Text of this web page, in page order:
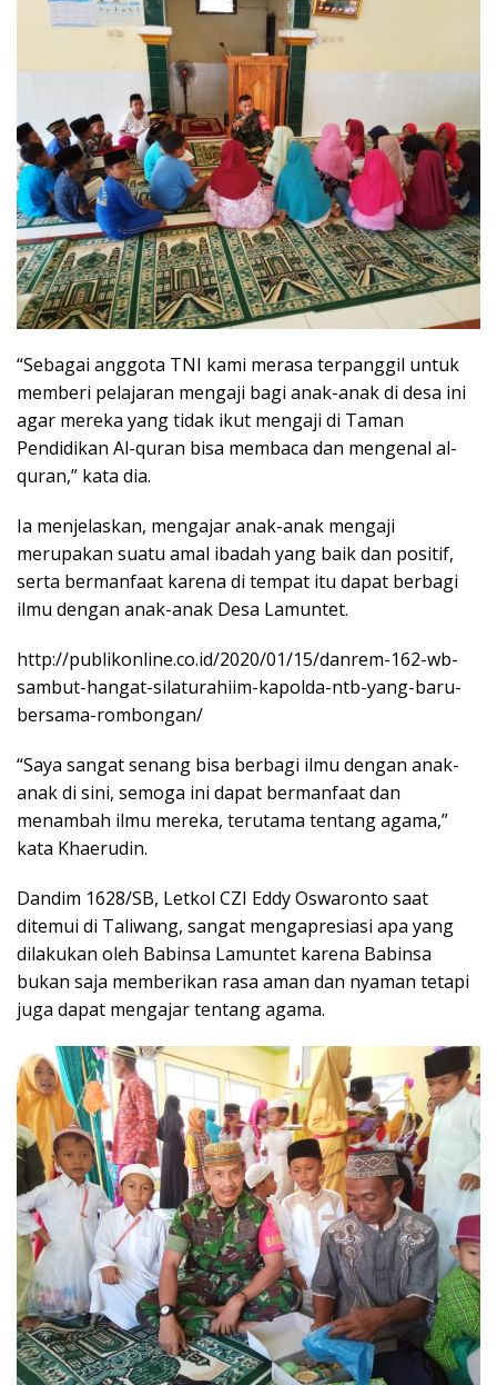
“Sebagai anggota TNI kami merasa terpanggil untuk
memberi pelajaran mengaji bagi anak-anak di desa ini
agar mereka yang tidak ikut mengaji di Taman
Pendidikan Al-quran bisa membaca dan mengenal al-
quran,” kata dia.
Ia menjelaskan, mengajar anak-anak mengaji
merupakan suatu amal ibadah yang baik dan positif,
serta bermanfaat karena di tempat itu dapat berbagi
ilmu dengan anak-anak Desa Lamuntet.
http://publikonline.co.id/2020/01/15/danrem-162-wb-
sambut-hangat-silaturahiim-kapolda-ntb-yang-baru-
bersama-rombongan/
“Saya sangat senang bisa berbagi ilmu dengan anak-
anak di sini, semoga ini dapat bermanfaat dan
menambah ilmu mereka, terutama tentang agama,”
kata Khaerudin.
Dandim 1628/SB, Letkol CZI Eddy Oswaronto saat
ditemui di Taliwang, sangat mengapresiasi apa yang
dilakukan oleh Babinsa Lamuntet karena Babinsa
bukan saja memberikan rasa aman dan nyaman tetapi
juga dapat mengajar tentang agama.